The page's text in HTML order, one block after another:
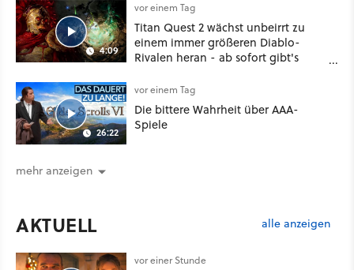
4:09
vor einem Tag
Titan Quest 2 wächst unbeirrt zu
einem immer größeren Diablo-
Rivalen heran - ab sofort gibt's
Klasse
26:22
vor einem Tag
Die bittere Wahrheit über AAA-
Spiele
mehr anzeigen
AKTUELL alle anzeigen
vor einer Stunde